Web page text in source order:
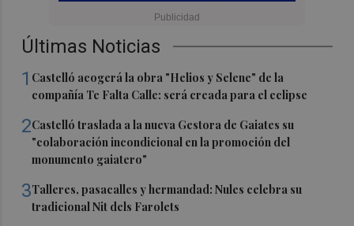
Últimas Noticias
1 Castelló acogerá la obra "Helios y Selene" de la
compañía Te Falta Calle: será creada para el eclipse
2Castelló traslada a la nueva Gestora de Gaiates su
"colaboración incondicional en la promoción del
monumento gaiatero"
3Talleres, pasacalles y hermandad: Nules celebra su
tradicional Nit dels Farolets